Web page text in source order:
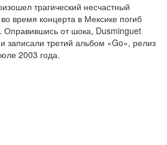
трагический несчастный
время концерта в Мексике погиб
Оправившись от шока, Dusminguet
записали третий альбом «Go», релиз
2003 года.